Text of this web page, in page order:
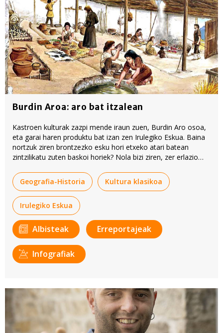
Burdin Aroa: aro bat itzalean
Kastroen kulturak zazpi mende iraun zuen, Burdin Aro osoa,
eta garai haren produktu bat izan zen Irulegiko Eskua. Baina
nortzuk ziren brontzezko esku hori etxeko atari batean
zintzilikatu zuten baskoi horiek? Nola bizi ziren, zer erlazio
erromatarrekin?
Geografia-Historia Kultura klasikoa
Irulegiko Eskua
Albisteak Erreportajeak
Infografiak